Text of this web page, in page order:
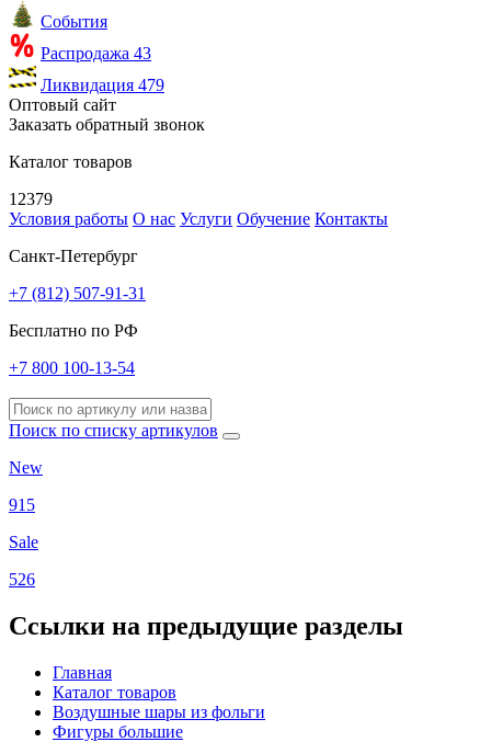
События
Распродажа 43
Ликвидация 479
Оптовый сайт
Заказать обратный звонок
Каталог товаров
12379
Условия работы О нас Услуги Обучение Контакты
Санкт-Петербург
+7 (812) 507-91-31
Бесплатно по РФ
+7 800 100-13-54
Поиск по списку артикулов
New
915
Sale
526
Ссылки на предыдущие разделы
Главная
Каталог товаров
Воздушные шары из фольги
Фигуры большие